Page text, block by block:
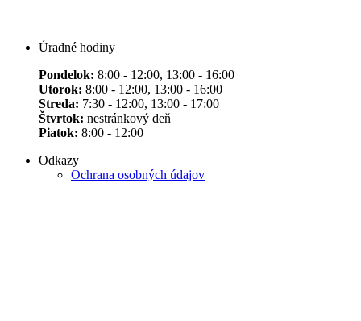
Úradné hodiny
Pondelok: 8:00 - 12:00, 13:00 - 16:00
Utorok: 8:00 - 12:00, 13:00 - 16:00
Streda: 7:30 - 12:00, 13:00 - 17:00
Štvrtok: nestránkový deň
Piatok: 8:00 - 12:00
Odkazy
Ochrana osobných údajov